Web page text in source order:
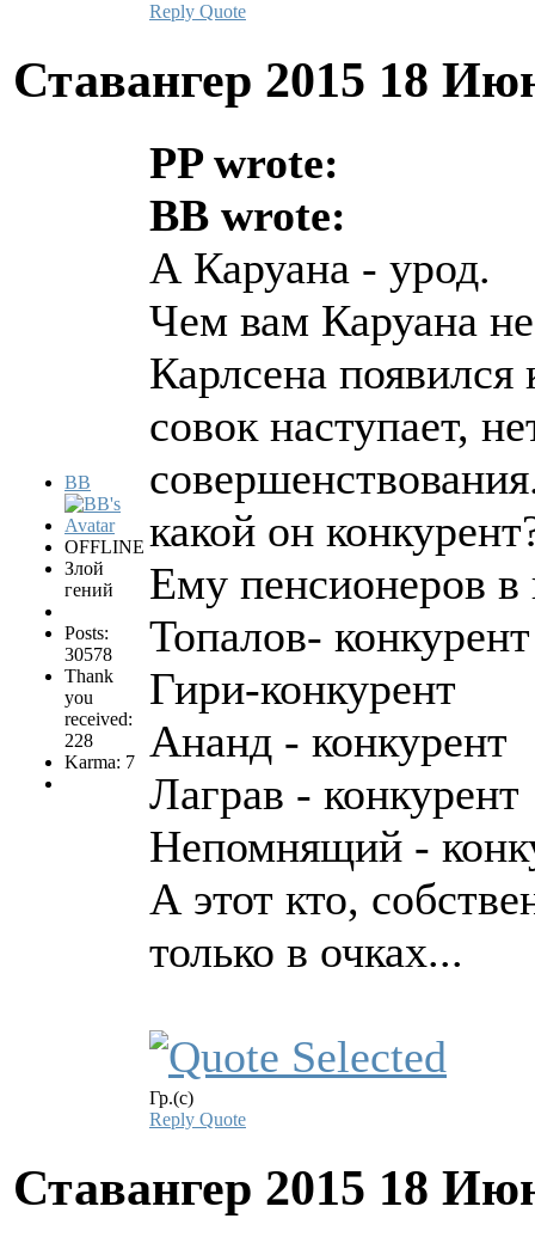
Reply Quote
Ставангер 2015 18
BB
OFFLINE
Злой
гений
Posts:
30578
Thank
you
received:
228
Karma: 7
PP wrote:
BB wrote:
А Каруана - урод.
Чем вам Каруана
Карлсена появился
совок наступает,
какой он
Ему пенсионеров в
Топалов- конкурент
Гири-конкурент
Ананд - конкурент
Лаграв - конкурент
Непомнящий -
А этот кто,
только в очках...
Гр.(с)
Reply Quote
Ставангер 2015 18